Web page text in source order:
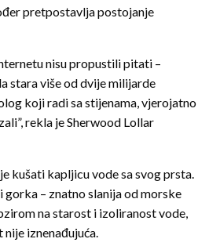
pretpostavlja postojanje
nisu propustili pitati –
stara više od dvije milijarde
koji radi sa stijenama, vjerojatno
rekla je Sherwood Lollar
kušati kapljicu vode sa svog prsta.
gorka – znatno slanija od morske
na starost i izoliranost vode,
iznenađujuća.